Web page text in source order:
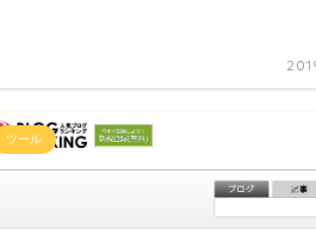
ツール